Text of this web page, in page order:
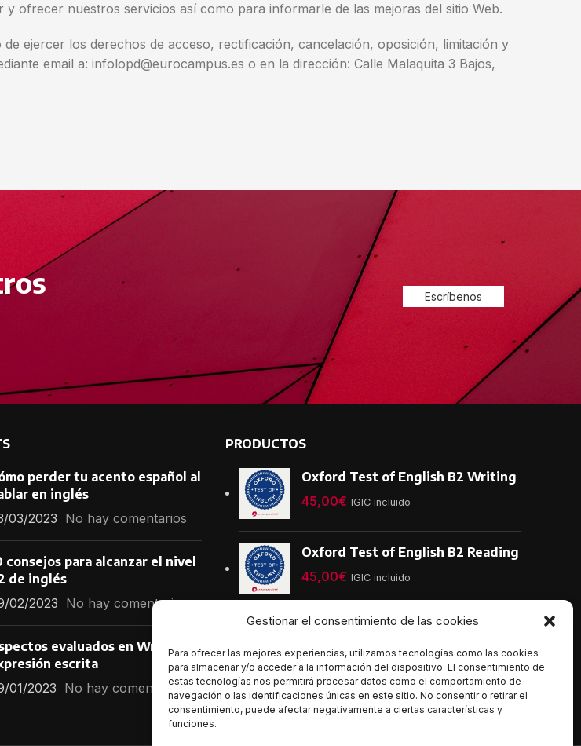
Gestionar el consentimiento de las cookies
Para ofrecer las mejores experiencias, utilizamos tecnologías como las cookies
para almacenar y/o acceder a la información del dispositivo. El consentimiento de
estas tecnologías nos permitirá procesar datos como el comportamiento de
navegación o las identificaciones únicas en este sitio. No consentir o retirar el
consentimiento, puede afectar negativamente a ciertas características y
funciones.
ofrecer nuestros servicios así como para informarle de las mejoras del sitio Web.
ejercer los derechos de acceso, rectificación, cancelación, oposición, limitación y
email a: infolopd@eurocampus.es o en la dirección: Calle Malaquita 3 Bajos,
Escríbenos
perder tu acento español al
en inglés
03/2023
No hay comentarios
consejos para alcanzar el nivel
de inglés
02/2023 No hay comentarios
evaluados en Writing –
escrita
01/2023 No hay comentarios
PRODUCTOS
Oxford Test of English B2 Writing
45,00€ IGIC incluido
Oxford Test of English B2 Reading
45,00€ IGIC incluido